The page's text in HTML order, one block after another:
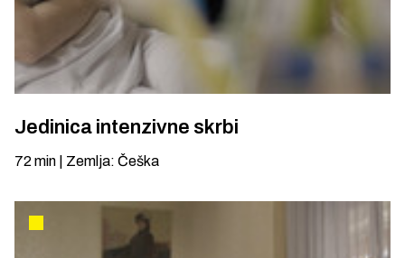
Jedinica intenzivne skrbi
72 min Zemlja: Češka